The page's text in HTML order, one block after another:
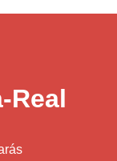
Real